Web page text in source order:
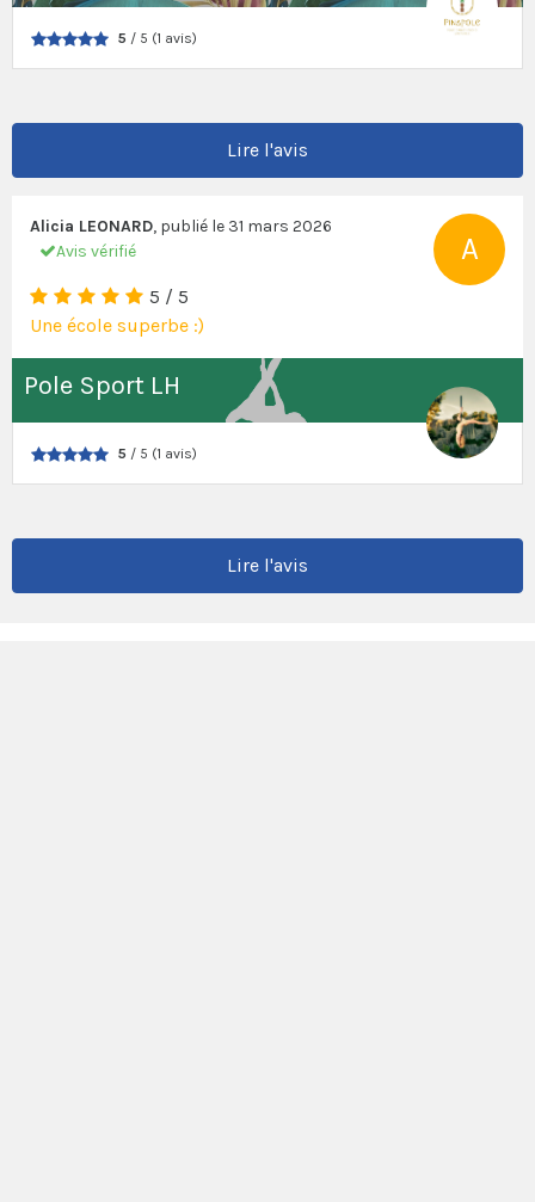
5 / 5 (1 avis)
Lire l'avis
Alicia LEONARD, publié le 31 mars 2026
Avis vérifié
5 / 5
Une école superbe :)
A
Pole Sport LH
5 / 5 (1 avis)
Lire l'avis